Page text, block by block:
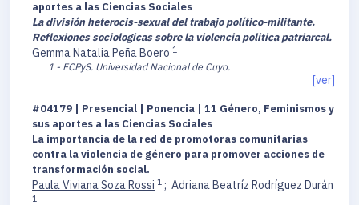
aportes a las Ciencias Sociales
La división heterocis-sexual del trabajo político-militante.
Reflexiones sociologicas sobre la violencia politica patriarcal.
Gemma Natalia Peña Boero 1
1 - FCPyS. Universidad Nacional de Cuyo.
[ver]
#04179 | Presencial | Ponencia | 11 Género, Feminismos y
sus aportes a las Ciencias Sociales
La importancia de la red de promotoras comunitarias
contra la violencia de género para promover acciones de
transformación social.
Paula Viviana Soza Rossi 1 ; Adriana Beatríz Rodríguez Durán
1